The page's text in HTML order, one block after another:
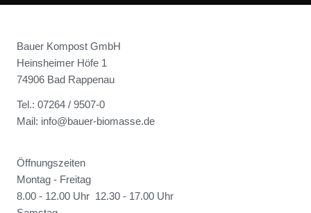
Bauer Kompost GmbH
Heinsheimer Höfe 1
74906 Bad Rappenau
Tel.: 07264 / 9507-0
Mail: info@bauer-biomasse.de
Öffnungszeiten
Montag - Freitag
8.00 - 12.00 Uhr 12.30 - 17.00 Uhr